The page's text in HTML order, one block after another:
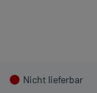
Nicht lieferbar